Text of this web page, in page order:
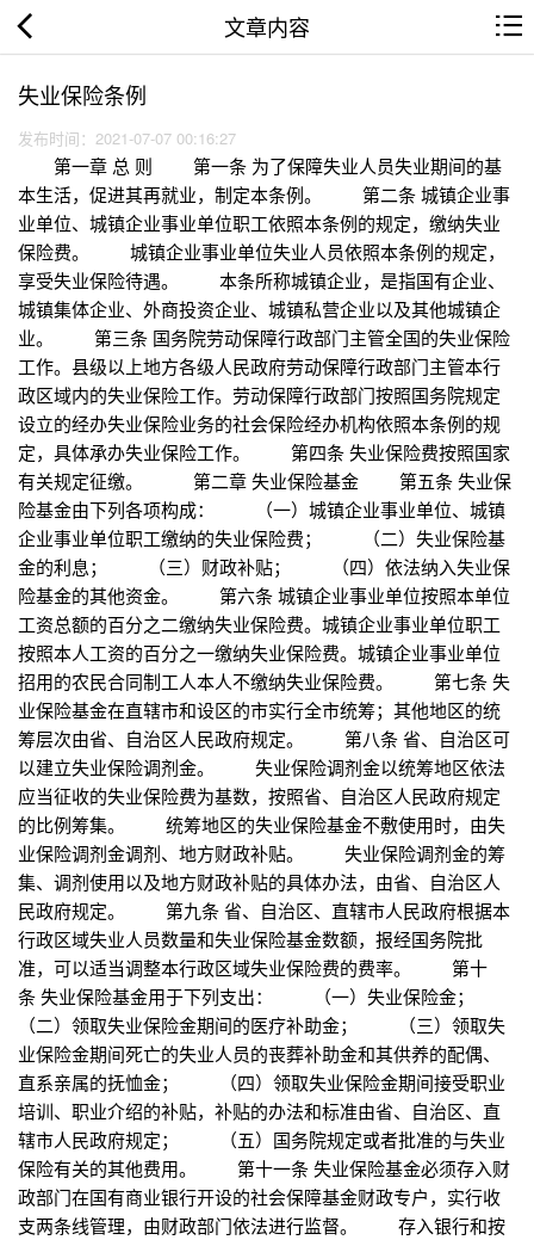
文章内容
失业保险条例
发布时间：2021-07-07 00:16:27
第一章 总 则 第一条 为了保障失业人员失业期间的基
本生活，促进其再就业，制定本条例。 第二条 城镇企业事
业单位、城镇企业事业单位职工依照本条例的规定，缴纳失业
保险费。 城镇企业事业单位失业人员依照本条例的规定，
享受失业保险待遇。 本条所称城镇企业，是指国有企业、
城镇集体企业、外商投资企业、城镇私营企业以及其他城镇企
业。 第三条 国务院劳动保障行政部门主管全国的失业保险
工作。县级以上地方各级人民政府劳动保障行政部门主管本行
政区域内的失业保险工作。劳动保障行政部门按照国务院规定
设立的经办失业保险业务的社会保险经办机构依照本条例的规
定，具体承办失业保险工作。 第四条 失业保险费按照国家
有关规定征缴。 第二章 失业保险基金 第五条 失业保
险基金由下列各项构成： （一）城镇企业事业单位、城镇
企业事业单位职工缴纳的失业保险费； （二）失业保险基
金的利息； （三）财政补贴； （四）依法纳入失业保
险基金的其他资金。 第六条 城镇企业事业单位按照本单位
工资总额的百分之二缴纳失业保险费。城镇企业事业单位职工
按照本人工资的百分之一缴纳失业保险费。城镇企业事业单位
招用的农民合同制工人本人不缴纳失业保险费。 第七条 失
业保险基金在直辖市和设区的市实行全市统筹；其他地区的统
筹层次由省、自治区人民政府规定。 第八条 省、自治区可
以建立失业保险调剂金。 失业保险调剂金以统筹地区依法
应当征收的失业保险费为基数，按照省、自治区人民政府规定
的比例筹集。 统筹地区的失业保险基金不敷使用时，由失
业保险调剂金调剂、地方财政补贴。 失业保险调剂金的筹
集、调剂使用以及地方财政补贴的具体办法，由省、自治区人
民政府规定。 第九条 省、自治区、直辖市人民政府根据本
行政区域失业人员数量和失业保险基金数额，报经国务院批
准，可以适当调整本行政区域失业保险费的费率。 第十
条 失业保险基金用于下列支出： （一）失业保险金；
（二）领取失业保险金期间的医疗补助金； （三）领取失
业保险金期间死亡的失业人员的丧葬补助金和其供养的配偶、
直系亲属的抚恤金； （四）领取失业保险金期间接受职业
培训、职业介绍的补贴，补贴的办法和标准由省、自治区、直
辖市人民政府规定； （五）国务院规定或者批准的与失业
保险有关的其他费用。 第十一条 失业保险基金必须存入财
政部门在国有商业银行开设的社会保障基金财政专户，实行收
支两条线管理，由财政部门依法进行监督。 存入银行和按